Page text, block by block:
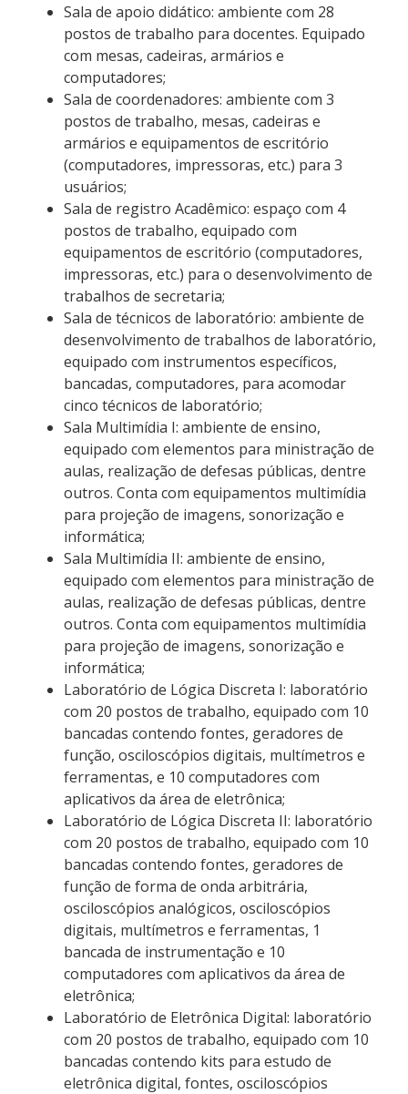
Sala de apoio didático: ambiente com 28
postos de trabalho para docentes. Equipado
com mesas, cadeiras, armários e
computadores;
Sala de coordenadores: ambiente com 3
postos de trabalho, mesas, cadeiras e
armários e equipamentos de escritório
(computadores, impressoras, etc.) para 3
usuários;
Sala de registro Acadêmico: espaço com 4
postos de trabalho, equipado com
equipamentos de escritório (computadores,
impressoras, etc.) para o desenvolvimento de
trabalhos de secretaria;
Sala de técnicos de laboratório: ambiente de
desenvolvimento de trabalhos de laboratório,
equipado com instrumentos específicos,
bancadas, computadores, para acomodar
cinco técnicos de laboratório;
Sala Multimídia I: ambiente de ensino,
equipado com elementos para ministração de
aulas, realização de defesas públicas, dentre
outros. Conta com equipamentos multimídia
para projeção de imagens, sonorização e
informática;
Sala Multimídia II: ambiente de ensino,
equipado com elementos para ministração de
aulas, realização de defesas públicas, dentre
outros. Conta com equipamentos multimídia
para projeção de imagens, sonorização e
informática;
Laboratório de Lógica Discreta I: laboratório
com 20 postos de trabalho, equipado com 10
bancadas contendo fontes, geradores de
função, osciloscópios digitais, multímetros e
ferramentas, e 10 computadores com
aplicativos da área de eletrônica;
Laboratório de Lógica Discreta II: laboratório
com 20 postos de trabalho, equipado com 10
bancadas contendo fontes, geradores de
função de forma de onda arbitrária,
osciloscópios analógicos, osciloscópios
digitais, multímetros e ferramentas, 1
bancada de instrumentação e 10
computadores com aplicativos da área de
eletrônica;
Laboratório de Eletrônica Digital: laboratório
com 20 postos de trabalho, equipado com 10
bancadas contendo kits para estudo de
eletrônica digital, fontes, osciloscópios